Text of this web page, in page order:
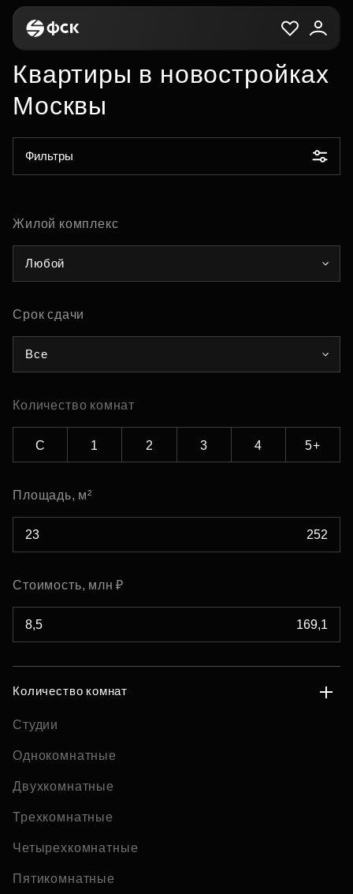
Квартиры в новостройках
Москвы
Фильтры
Жилой комплекс
Любой
Срок сдачи
Все
Количество комнат
С 1 2 3 4 5+
Площадь, м²
Стоимость, млн ₽
Количество комнат
Студии
Однокомнатные
Двухкомнатные
Трехкомнатные
Четырехкомнатные
Пятикомнатные